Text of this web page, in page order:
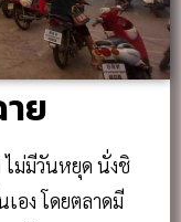
ย
ไม่มีวันหยุด นั่งชิ
อง โดยตลาดมี